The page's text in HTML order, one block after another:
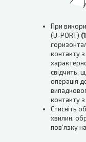
При
(U-PORT)
контакту
свідчить,
операція
контакту з
Стисніть
хвилин,
пов’язку